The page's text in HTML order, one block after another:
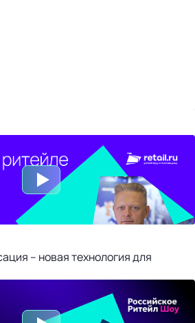
– новая технология для